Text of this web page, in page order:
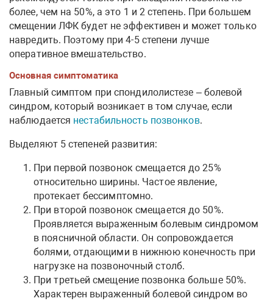
более, чем на 50%, а это 1 и 2 степень. При большем
смещении ЛФК будет не эффективен и может только
навредить. Поэтому при 4-5 степени лучше
оперативное вмешательство.
Основная симптоматика
Главный симптом при спондилолистезе – болевой
синдром, который возникает в том случае, если
наблюдается нестабильность позвонков.
Выделяют 5 степеней развития:
При первой позвонок смещается до 25%
относительно ширины. Частое явление,
протекает бессимптомно.
При второй позвонок смещается до 50%.
Проявляется выраженным болевым синдромом
в поясничной области. Он сопровождается
болями, отдающими в нижнюю конечность при
нагрузке на позвоночный столб.
При третьей смещение позвонка больше 50%.
Характерен выраженный болевой синдром во